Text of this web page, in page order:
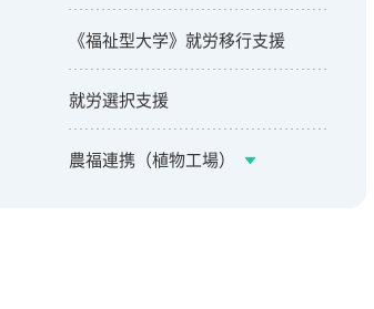
《福祉型大学》就労移行支援
就労選択支援
農福連携（植物工場）